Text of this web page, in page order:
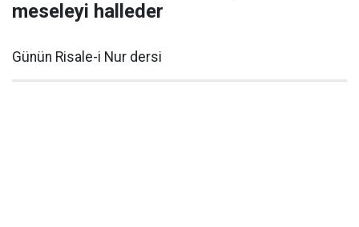
meseleyi halleder
Günün Risale-i Nur dersi